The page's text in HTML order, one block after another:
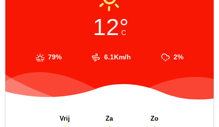
12°
C
79% 6.1Km/h 2%
Vrij Za Zo